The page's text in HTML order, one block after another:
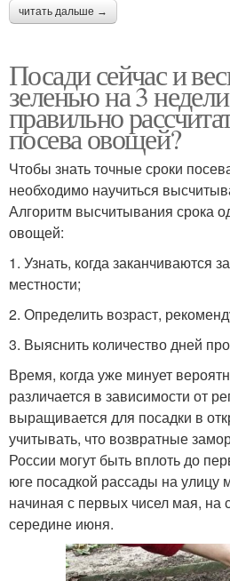
читать дальше →
Посади сейчас и
зеленью на 3
правильно
посева овощей?
Чтобы знать точные сроки
необходимо научиться
Алгоритм высчитывания срока
овощей:
1. Узнать, когда заканчиваются
местности;
2. Определить возраст,
3. Выяснить количество дней
Время, когда уже минует
различается в зависимости от
выращивается для посадки в
учитывать, что возвратные
России могут быть вплоть до
юге посадкой рассады на улицу
начиная с первых чисел мая, на
середине июня.